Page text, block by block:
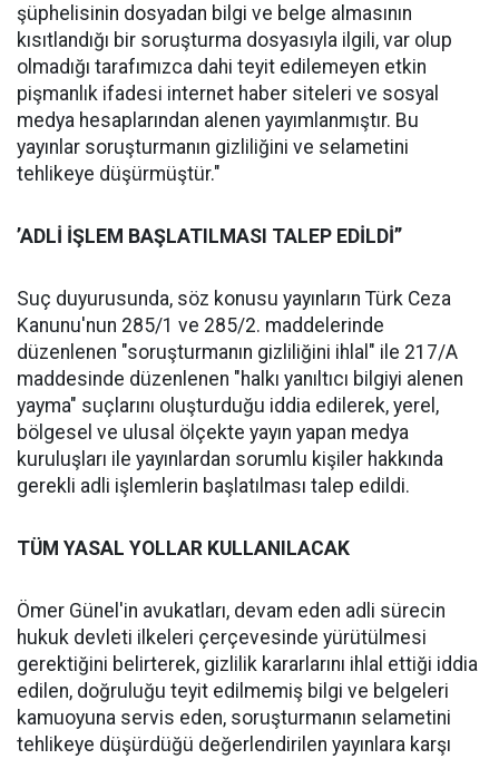
şüphelisinin dosyadan bilgi ve belge almasının
kısıtlandığı bir soruşturma dosyasıyla ilgili, var olup
olmadığı tarafımızca dahi teyit edilemeyen etkin
pişmanlık ifadesi internet haber siteleri ve sosyal
medya hesaplarından alenen yayımlanmıştır. Bu
yayınlar soruşturmanın gizliliğini ve selametini
tehlikeye düşürmüştür."
’ADLİ İŞLEM BAŞLATILMASI TALEP EDİLDİ’’
Suç duyurusunda, söz konusu yayınların Türk Ceza
Kanunu'nun 285/1 ve 285/2. maddelerinde
düzenlenen "soruşturmanın gizliliğini ihlal" ile 217/A
maddesinde düzenlenen "halkı yanıltıcı bilgiyi alenen
yayma" suçlarını oluşturduğu iddia edilerek, yerel,
bölgesel ve ulusal ölçekte yayın yapan medya
kuruluşları ile yayınlardan sorumlu kişiler hakkında
gerekli adli işlemlerin başlatılması talep edildi.
TÜM YASAL YOLLAR KULLANILACAK
Ömer Günel'in avukatları, devam eden adli sürecin
hukuk devleti ilkeleri çerçevesinde yürütülmesi
gerektiğini belirterek, gizlilik kararlarını ihlal ettiği iddia
edilen, doğruluğu teyit edilmemiş bilgi ve belgeleri
kamuoyuna servis eden, soruşturmanın selametini
tehlikeye düşürdüğü değerlendirilen yayınlara karşı